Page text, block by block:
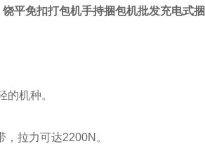
饶平免扣打包机手持捆包机批发充电式
机种。
拉力可达2200N。